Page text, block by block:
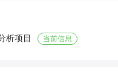
析项目 当前信息